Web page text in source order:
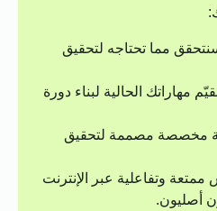
مما تحتاجه لتحقيق
مهاراتك الحالية لبناء دورة
مخصصة مصممة لتحقيق
وتفاعلية عبر الإنترنت
أصليون.